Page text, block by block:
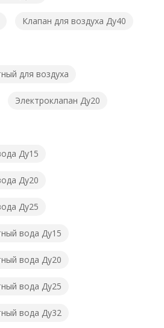
Клапан для воздуха Ду40
для воздуха
Электроклапан Ду20
Ду15
Ду20
Ду25
вода Ду15
вода Ду20
вода Ду25
вода Ду32